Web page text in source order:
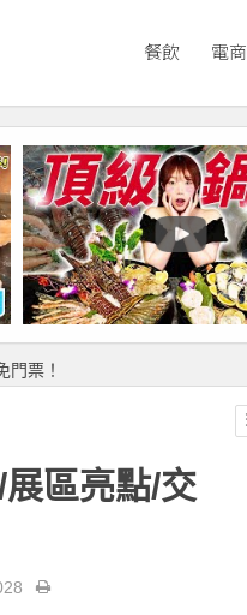
餐飲 電
門票！
區亮點/交